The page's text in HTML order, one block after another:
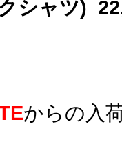
シャツ)
からの入